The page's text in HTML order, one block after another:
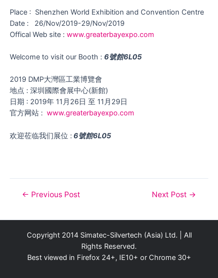
Place : Shenzhen World Exhibition and Convention Centre
Date : 26/Nov/2019-29/Nov/2019
Offical Web site : www.greaterbayexpo.com
Welcome to visit our Booth : 6號館6L05
2019 DMP大灣區工業博覽會
地点 : 深圳國際會展中心(新館)
日期 : 2019年 11月26日 至 11月29日
官方网站 : www.greaterbayexpo.com
欢迎莅临我们展位 : 6號館6L05
Post← Previous Post Next Post →
Copyright 2014 Simatec-Silvertech (Asia) Ltd. | All
Rights Reserved.
Best viewed in Firefox 24+, IE10+ or Chrome 30+